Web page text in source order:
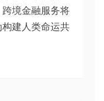
境金融服务将
建人类命运共